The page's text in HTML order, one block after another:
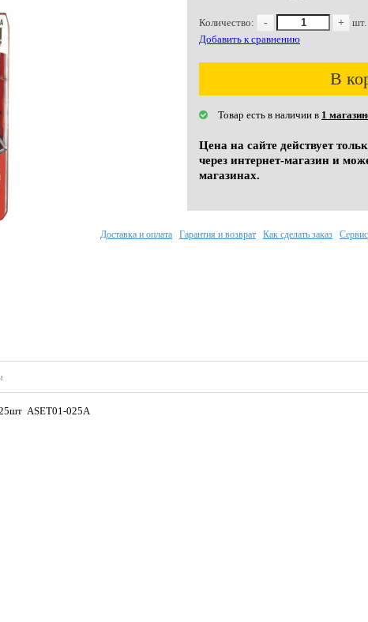
Количество: - +
шт.
Добавить к сравнению
В
Товар есть в наличии в 1
Цена на сайте действует
через интернет-магазин и
магазинах.
ASET01-025A
Доставка и оплата Гарантия и возврат Как сделать заказ Сервис